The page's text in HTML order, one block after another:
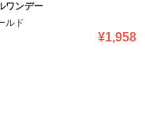
ワンデー
ルド
¥1,958